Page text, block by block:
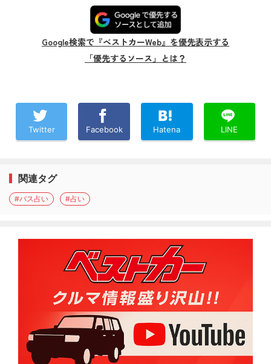
Google検索で『ベストカーWeb』を優先表示する
「優先するソース」とは？
Twitter Facebook Hatena LINE
関連タグ
#バス占い #占い